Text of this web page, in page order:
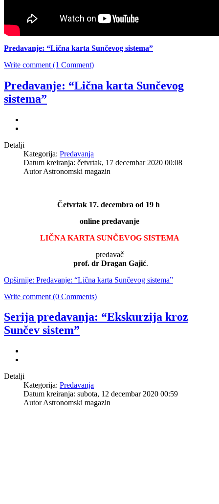
Predavanje: “Lična karta Sunčevog sistema”
Write comment (1 Comment)
Predavanje: “Lična karta Sunčevog
sistema”
Detalji
Kategorija: Predavanja
Datum kreiranja: četvrtak, 17 decembar 2020 00:08
Autor Astronomski magazin
Četvrtak 17. decembra od 19 h
online predavanje
LIČNA KARTA SUNČEVOG SISTEMA
predavač
prof. dr Dragan Gajić.
Opširnije: Predavanje: “Lična karta Sunčevog sistema”
Write comment (0 Comments)
Serija predavanja: “Ekskurzija kroz
Sunčev sistem”
Detalji
Kategorija: Predavanja
Datum kreiranja: subota, 12 decembar 2020 00:59
Autor Astronomski magazin